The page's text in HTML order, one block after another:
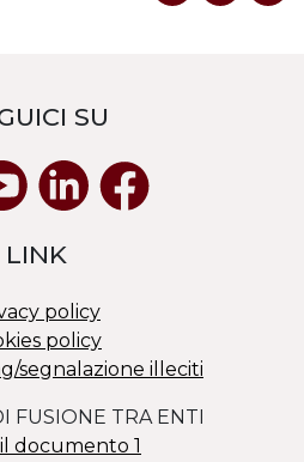
SU
LINK
policy
policy
segnalazione illeciti
FUSIONE TRA ENTI
documento 1